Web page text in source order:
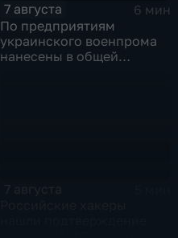
7 августа
6 мин
По предприятиям
украинского военпрома
нанесены в общей